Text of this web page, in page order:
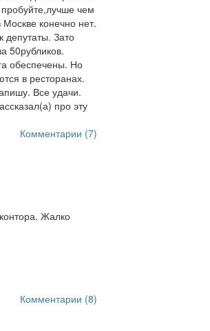
чем
конечно нет.
депутаты. Зато
50рубликов.
обеспечены. Но
в ресторанах.
Все удачи.
про эту
Комментарии (7)
Жалко
Комментарии (8)